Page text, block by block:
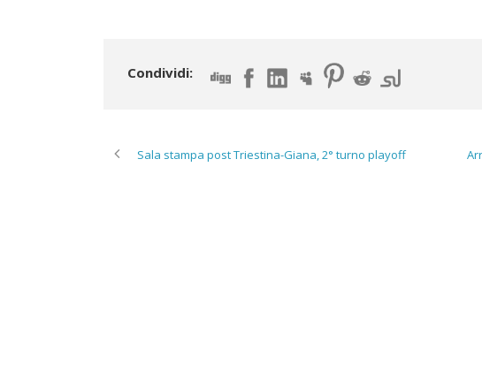
Condividi:
Sala stampa post Triestina-Giana, 2° turno playoff